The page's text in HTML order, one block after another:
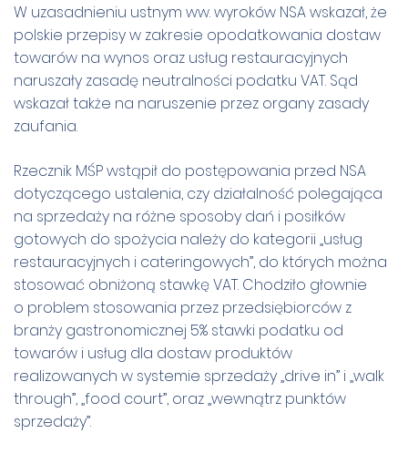
W uzasadnieniu ustnym ww. wyroków NSA wskazał, że
polskie przepisy w zakresie opodatkowania dostaw
towarów na wynos oraz usług restauracyjnych
naruszały zasadę neutralności podatku VAT. Sąd
wskazał także na naruszenie przez organy zasady
zaufania.
Rzecznik MŚP wstąpił do postępowania przed NSA
dotyczącego ustalenia, czy działalność polegająca
na sprzedaży na różne sposoby dań i posiłków
gotowych do spożycia należy do kategorii „usług
restauracyjnych i cateringowych”, do których można
stosować obniżoną stawkę VAT. Chodziło głownie
o problem stosowania przez przedsiębiorców z
branży gastronomicznej 5% stawki podatku od
towarów i usług dla dostaw produktów
realizowanych w systemie sprzedaży „drive in” i „walk
through”, „food court”, oraz „wewnątrz punktów
sprzedaży”.